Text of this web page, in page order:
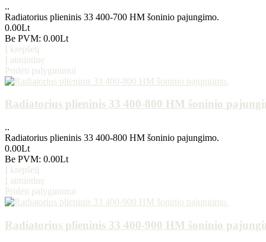
..
Radiatorius plieninis 33 400-700 HM šoninio pajungimo.
0.00Lt
Be PVM: 0.00Lt
Į krepšelį
Į atmintinę
Pridėti palyginimui
Radiatorius plieninis 33 400-800 HM šoninio
..
Radiatorius plieninis 33 400-800 HM šoninio pajungimo.
0.00Lt
Be PVM: 0.00Lt
Į krepšelį
Į atmintinę
Pridėti palyginimui
Radiatorius plieninis 33 400-900 HM šoninio